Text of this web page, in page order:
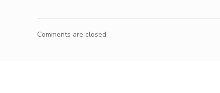
Comments are closed.